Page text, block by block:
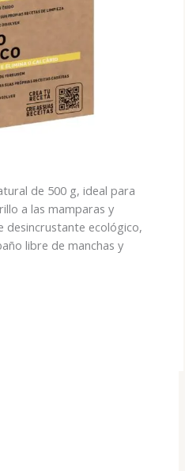
de 500 g, ideal para
a las mamparas y
desincrustante ecológico,
libre de manchas y